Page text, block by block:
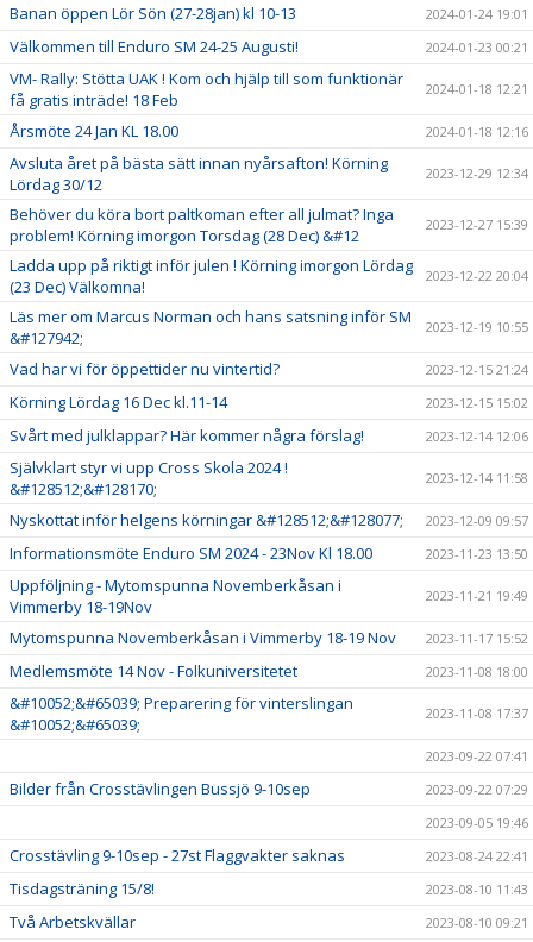
Banan öppen Lör Sön (27-28jan) kl 10-13 2024-01-24 19:01
Välkommen till Enduro SM 24-25 Augusti! 2024-01-23 00:21
VM- Rally: Stötta UAK ! Kom och hjälp till som funktionär
få gratis inträde! 18 Feb
2024-01-18 12:21
Årsmöte 24 Jan KL 18.00 2024-01-18 12:16
Avsluta året på bästa sätt innan nyårsafton! Körning
Lördag 30/12
2023-12-29 12:34
Behöver du köra bort paltkoman efter all julmat? Inga
problem! Körning imorgon Torsdag (28 Dec) &#12
2023-12-27 15:39
Ladda upp på riktigt inför julen ! Körning imorgon Lördag
(23 Dec) Välkomna!
2023-12-22 20:04
Läs mer om Marcus Norman och hans satsning inför SM
&#127942;
2023-12-19 10:55
Vad har vi för öppettider nu vintertid? 2023-12-15 21:24
Körning Lördag 16 Dec kl.11-14 2023-12-15 15:02
Svårt med julklappar? Här kommer några förslag! 2023-12-14 12:06
Självklart styr vi upp Cross Skola 2024 !
&#128512;&#128170;
2023-12-14 11:58
Nyskottat inför helgens körningar &#128512;&#128077; 2023-12-09 09:57
Informationsmöte Enduro SM 2024 - 23Nov Kl 18.00 2023-11-23 13:50
Uppföljning - Mytomspunna Novemberkåsan i
Vimmerby 18-19Nov
2023-11-21 19:49
Mytomspunna Novemberkåsan i Vimmerby 18-19 Nov 2023-11-17 15:52
Medlemsmöte 14 Nov - Folkuniversitetet 2023-11-08 18:00
&#10052;&#65039; Preparering för vinterslingan
&#10052;&#65039;
2023-11-08 17:37
2023-09-22 07:41
Bilder från Crosstävlingen Bussjö 9-10sep
2023-09-22 07:29
2023-09-05 19:46
Crosstävling 9-10sep - 27st Flaggvakter saknas 2023-08-24 22:41
Tisdagsträning 15/8! 2023-08-10 11:43
Två Arbetskvällar 2023-08-10 09:21